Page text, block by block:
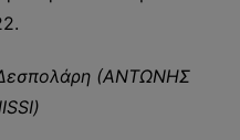
(ΑΝΤΩΝΗΣ